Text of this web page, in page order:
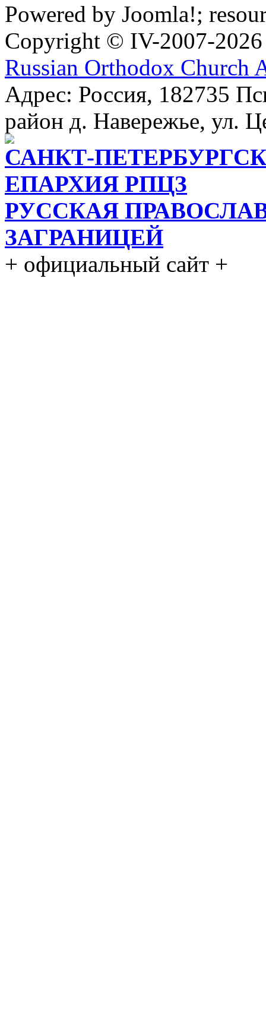
Powered by Joomla!;
Copyright © IV-2007-2026
Russian Orthodox Church
Адрес: Россия, 182735
район д. Навережье, ул.
САНКТ-
ЕПАРХИЯ РПЦЗ
РУССКАЯ
ЗАГРАНИЦЕЙ
+ официальный сайт +